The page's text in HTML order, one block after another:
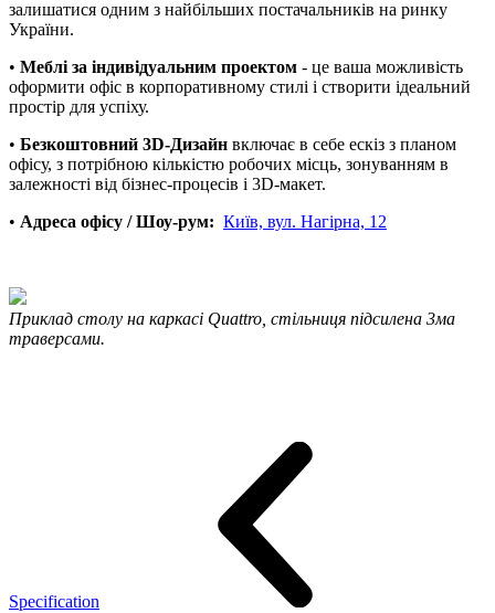
залишатися одним з найбільших постачальників на ринку
України.
• Меблі за індивідуальним проектом - це ваша можливість
оформити офіс в корпоративному стилі і створити ідеальний
простір для успіху.
• Безкоштовний 3D-Дизайн включає в себе ескіз з планом
офісу, з потрібною кількістю робочих місць, зонуванням в
залежності від бізнес-процесів і 3D-макет.
• Адреса офісу / Шоу-рум: Київ, вул. Нагірна, 12
Приклад столу на каркасі Quattro, стільниця підсилена 3ма
траверсами.
Specification